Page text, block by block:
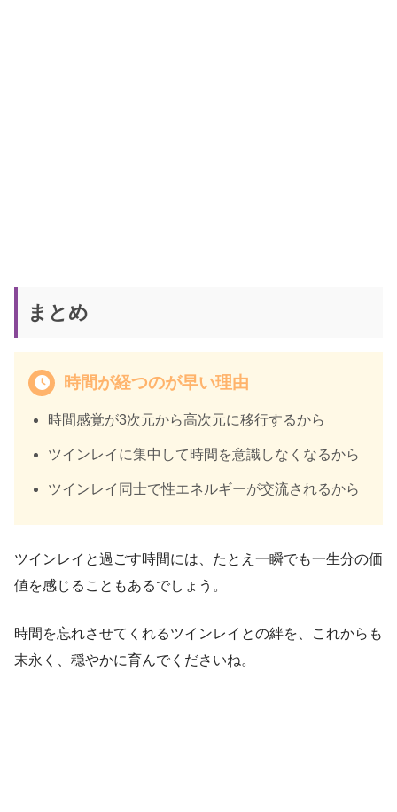
まとめ
時間が経つのが早い理由
時間感覚が3次元から高次元に移行するから
ツインレイに集中して時間を意識しなくなるから
ツインレイ同士で性エネルギーが交流されるから
ツインレイと過ごす時間には、たとえ一瞬でも一生分の価
値を感じることもあるでしょう。
時間を忘れさせてくれるツインレイとの絆を、これからも
末永く、穏やかに育んでくださいね。